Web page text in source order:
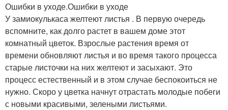
Ошибки в уходе.Ошибки в уходе
У замиокулькаса желтеют листья . В первую очередь
вспомните, как долго растет в вашем доме этот
комнатный цветок. Взрослые растения время от
времени обновляют листья и во время такого процесса
старые листочки на них желтеют и засыхают. Это
процесс естественный и в этом случае беспокоиться не
нужно. Скоро у цветка начнут отрастать молодые побеги
с новыми красивыми, зелеными листьями.